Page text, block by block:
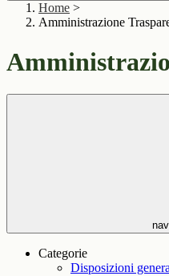
Home >
Amministrazione
Categorie
Disposizioni